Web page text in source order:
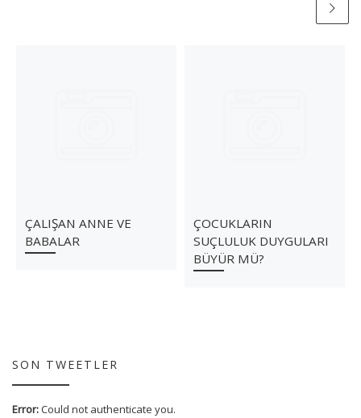
ÇALIŞAN ANNE VE
BABALAR
ÇOCUKLARIN
SUÇLULUK DUYGULARI
BÜYÜR MÜ?
SON TWEETLER
Error:Could not authenticate you.